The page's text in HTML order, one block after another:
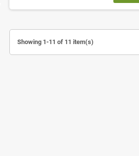
Showing 1-11 of 11 item(s)